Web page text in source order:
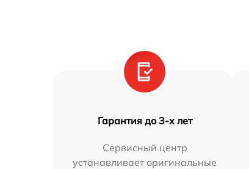
Гарантия до 3-х лет
Сервисный центр
устанавливает оригинальные